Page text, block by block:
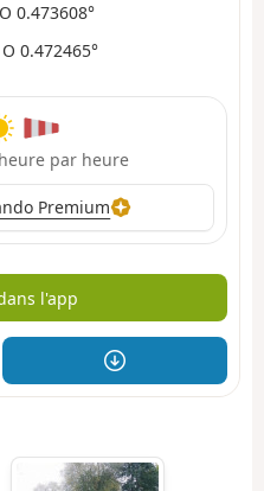
0.473608°
0.472465°
par heure
Premium
l'app